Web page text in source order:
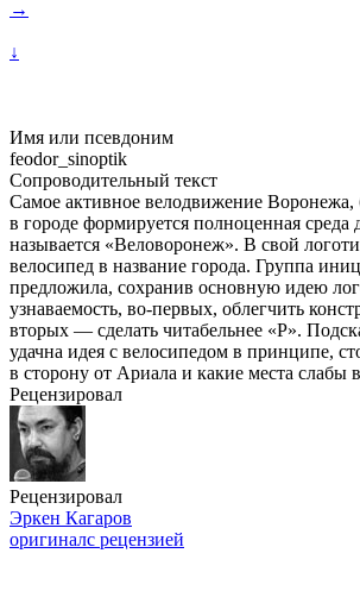
→
↓
Имя или псевдоним
feodor_sinoptik
Сопроводительный текст
Самое активное велодвижение Воронежа,
в городе формируется полноценная среда
называется «Веловоронеж». В свой
велосипед в название города. Группа
предложила, сохранив основную идею
узнаваемость, во-первых, облегчить
вторых — сделать читабельнее «Р».
удачна идея с велосипедом в принципе,
в сторону от Ариала и какие места слабы
Рецензировал
Рецензировал
Эркен Кагаров
оригиналс рецензией